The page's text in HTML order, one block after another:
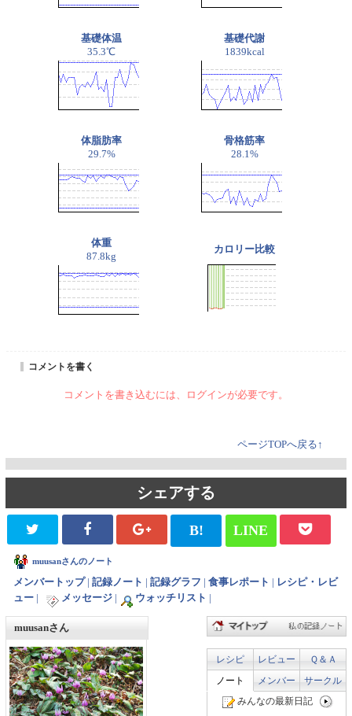
基礎体温
35.3℃
基礎代謝
1839kcal
体脂肪率
29.7%
骨格筋率
28.1%
体重
87.8kg
カロリー比較
コメントを書く
コメントを書き込むには、ログインが必要です。
ページTOPへ戻る↑
シェアする
B! LINE
muusanさんのノート
メンバートップ| 記録ノート 記録グラフ 食事レポート
レシピ・レビ
ュー
メッセージ ウォッチリスト
muusanさん
レシピ レビュー
Ｑ＆Ａ
ノート
メンバー
サークル
みんなの最新日記